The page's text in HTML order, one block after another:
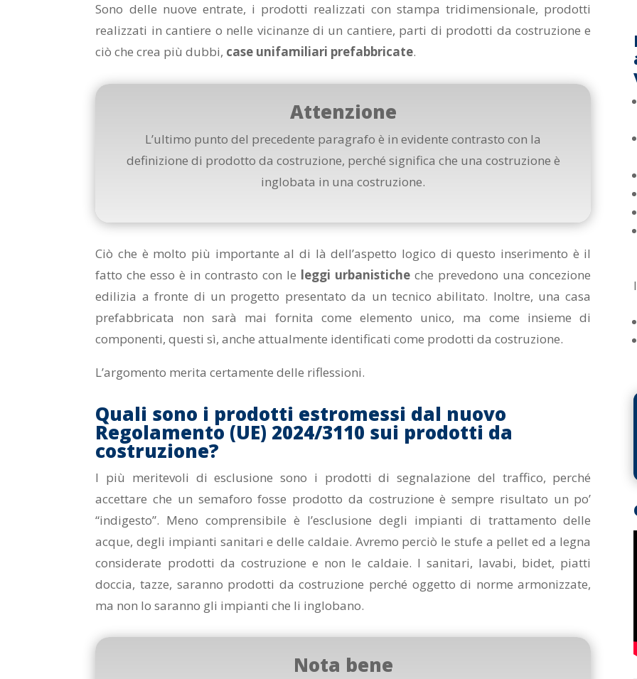
Sono delle nuove entrate, i prodotti realizzati con stampa tridimensionale, prodotti
realizzati in cantiere o nelle vicinanze di un cantiere, parti di prodotti da costruzione e
ciò che crea più dubbi, case unifamiliari prefabbricate.
Attenzione
L’ultimo punto del precedente paragrafo è in evidente contrasto con la
definizione di prodotto da costruzione, perché significa che una costruzione è
inglobata in una costruzione.
Ciò che è molto più importante al di là dell’aspetto logico di questo inserimento è il
fatto che esso è in contrasto con le leggi urbanistiche che prevedono una concezione
edilizia a fronte di un progetto presentato da un tecnico abilitato. Inoltre, una casa
prefabbricata non sarà mai fornita come elemento unico, ma come insieme di
componenti, questi sì, anche attualmente identificati come prodotti da costruzione.
L’argomento merita certamente delle riflessioni.
Quali sono i prodotti estromessi dal nuovo
Regolamento (UE) 2024/3110 sui prodotti da
costruzione?
I più meritevoli di esclusione sono i prodotti di segnalazione del traffico, perché
accettare che un semaforo fosse prodotto da costruzione è sempre risultato un po’
“indigesto”. Meno comprensibile è l’esclusione degli impianti di trattamento delle
acque, degli impianti sanitari e delle caldaie. Avremo perciò le stufe a pellet ed a legna
considerate prodotti da costruzione e non le caldaie. I sanitari, lavabi, bidet, piatti
doccia, tazze, saranno prodotti da costruzione perché oggetto di norme armonizzate,
ma non lo saranno gli impianti che li inglobano.
Nota bene